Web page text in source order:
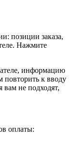
позиции заказа,
Нажмите
информацию
повторить к вводу
вам не подходят,
оплаты: